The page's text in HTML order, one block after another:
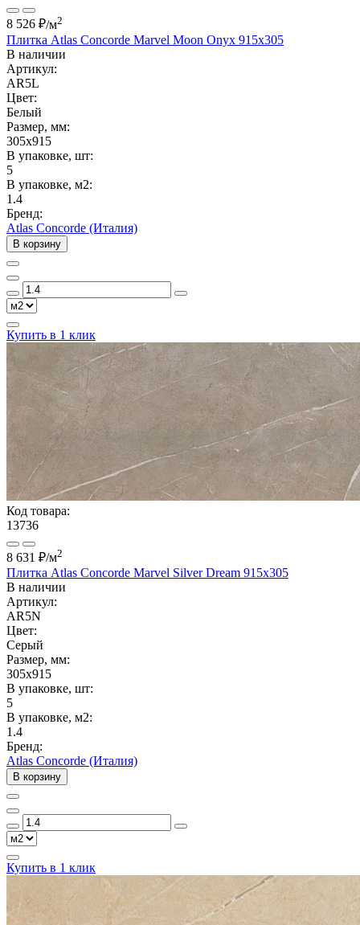
8 526 ₽/м2
Плитка Atlas Concorde Marvel Moon Onyx 915x305
В наличии
Артикул:
AR5L
Цвет:
Белый
Размер, мм:
305x915
В упаковке, шт:
5
В упаковке, м2:
1.4
Бренд:
Atlas Concorde (Италия)
В корзину
Купить в 1 клик
Код товара:
13736
8 631 ₽/м2
Плитка Atlas Concorde Marvel Silver Dream 915x305
В наличии
Артикул:
AR5N
Цвет:
Серый
Размер, мм:
305x915
В упаковке, шт:
5
В упаковке, м2:
1.4
Бренд:
Atlas Concorde (Италия)
В корзину
Купить в 1 клик